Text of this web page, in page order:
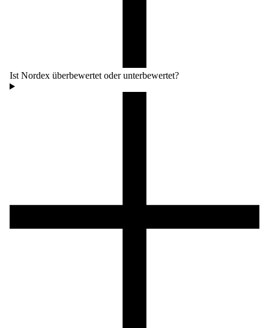
Ist Nordex überbewertet oder unterbewertet?